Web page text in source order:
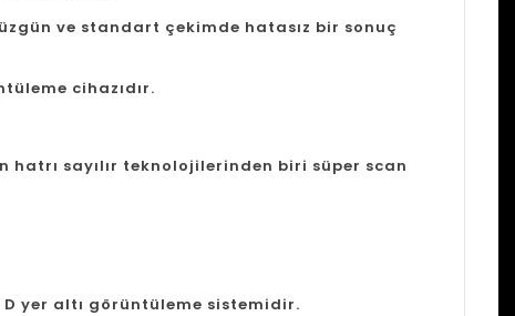
ve standart çekimde hatasız bir sonuç
cihazıdır.
hatrı sayılır teknolojilerinden biri süper scan
D yer altı görüntüleme sistemidir.